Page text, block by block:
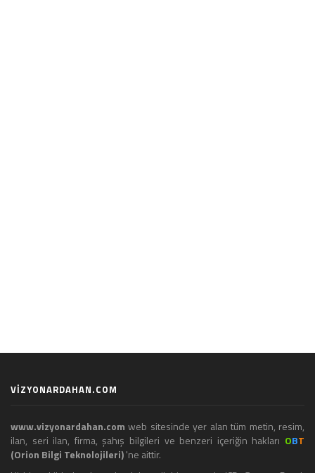
VİZYONARDAHAN.COM
www.vizyonardahan.com web sitesinde yer alan tüm metin, resim,
ilan, seri ilan, firma, şahış bilgileri ve benzeri içeriğin hakları OBT
(Orion Bilgi Teknolojileri)'ne aittir.